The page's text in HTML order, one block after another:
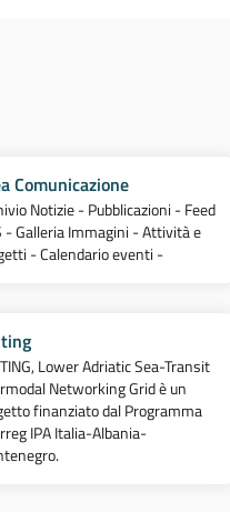
Comunicazione
Notizie - Pubblicazioni - Feed
- Galleria Immagini - Attività e
- Calendario eventi -
Lower Adriatic Sea-Transit
Networking Grid è un
finanziato dal Programma
IPA Italia-Albania-